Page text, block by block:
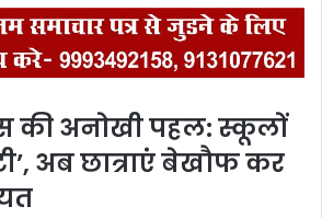
अनोखी पहल: स्कूलों
अब छात्राएं बेखौफ कर